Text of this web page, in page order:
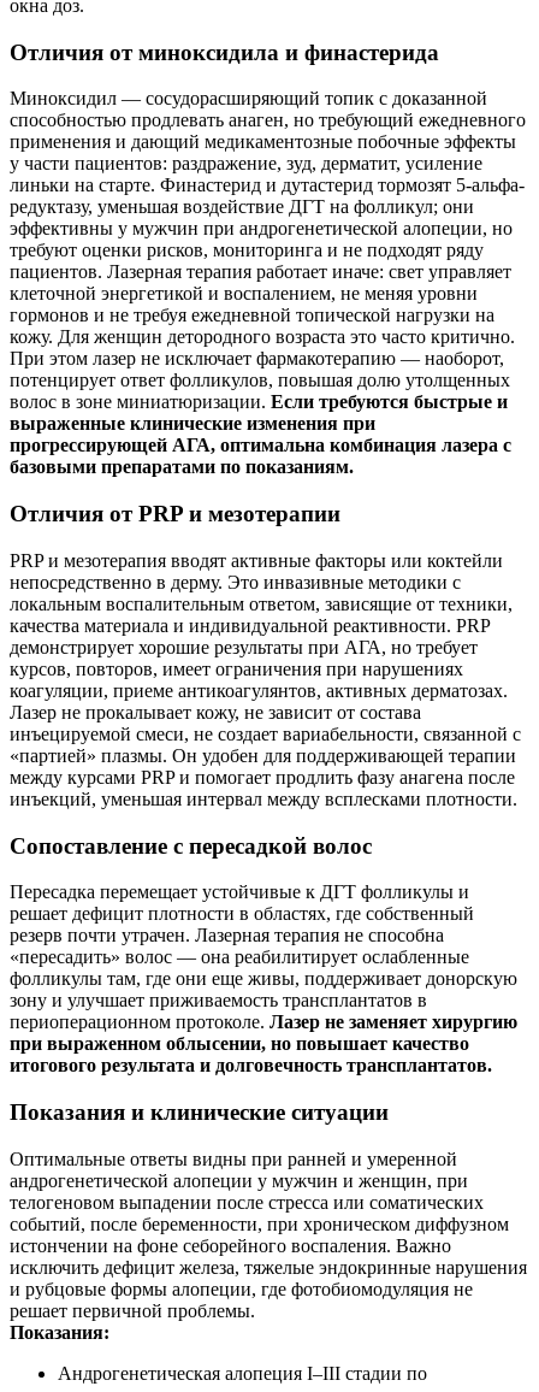
окна доз.
Отличия от миноксидила и финастерида
Миноксидил — сосудорасширяющий топик с доказанной
способностью продлевать анаген, но требующий ежедневного
применения и дающий медикаментозные побочные эффекты
у части пациентов: раздражение, зуд, дерматит, усиление
линьки на старте. Финастерид и дутастерид тормозят 5-альфа-
редуктазу, уменьшая воздействие ДГТ на фолликул; они
эффективны у мужчин при андрогенетической алопеции, но
требуют оценки рисков, мониторинга и не подходят ряду
пациентов. Лазерная терапия работает иначе: свет управляет
клеточной энергетикой и воспалением, не меняя уровни
гормонов и не требуя ежедневной топической нагрузки на
кожу. Для женщин детородного возраста это часто критично.
При этом лазер не исключает фармакотерапию — наоборот,
потенцирует ответ фолликулов, повышая долю утолщенных
волос в зоне миниатюризации. Если требуются быстрые и
выраженные клинические изменения при
прогрессирующей АГА, оптимальна комбинация лазера с
базовыми препаратами по показаниям.
Отличия от PRP и мезотерапии
PRP и мезотерапия вводят активные факторы или коктейли
непосредственно в дерму. Это инвазивные методики с
локальным воспалительным ответом, зависящие от техники,
качества материала и индивидуальной реактивности. PRP
демонстрирует хорошие результаты при АГА, но требует
курсов, повторов, имеет ограничения при нарушениях
коагуляции, приеме антикоагулянтов, активных дерматозах.
Лазер не прокалывает кожу, не зависит от состава
инъецируемой смеси, не создает вариабельности, связанной с
«партией» плазмы. Он удобен для поддерживающей терапии
между курсами PRP и помогает продлить фазу анагена после
инъекций, уменьшая интервал между всплесками плотности.
Сопоставление с пересадкой волос
Пересадка перемещает устойчивые к ДГТ фолликулы и
решает дефицит плотности в областях, где собственный
резерв почти утрачен. Лазерная терапия не способна
«пересадить» волос — она реабилитирует ослабленные
фолликулы там, где они еще живы, поддерживает донорскую
зону и улучшает приживаемость трансплантатов в
периоперационном протоколе. Лазер не заменяет хирургию
при выраженном облысении, но повышает качество
итогового результата и долговечность трансплантатов.
Показания и клинические ситуации
Оптимальные ответы видны при ранней и умеренной
андрогенетической алопеции у мужчин и женщин, при
телогеновом выпадении после стресса или соматических
событий, после беременности, при хроническом диффузном
истончении на фоне себорейного воспаления. Важно
исключить дефицит железа, тяжелые эндокринные нарушения
и рубцовые формы алопеции, где фотобиомодуляция не
решает первичной проблемы.
Показания:
Андрогенетическая алопеция I–III стадии по